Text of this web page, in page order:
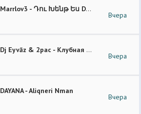
Marrlov3 - Դու Խենթ Ես Du Khent Es COVER
Вчера
Dj Eyvāz & 2pac - Клубная Музыка “ Luxury Money “ Club Remix (BASS BOOSTED)
Вчера
DAYANA - Aliqneri Nman
Вчера